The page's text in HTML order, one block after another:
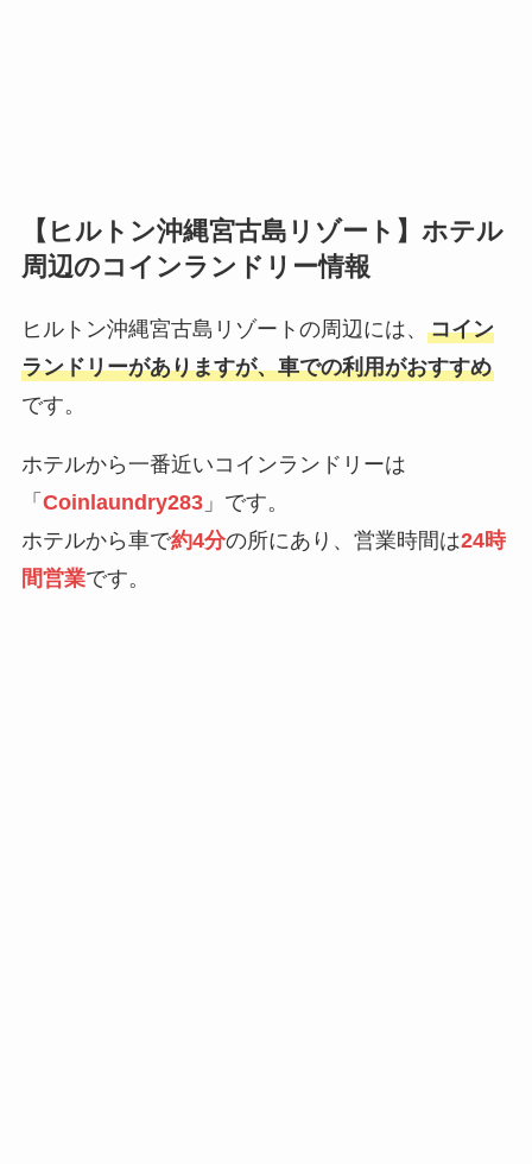
【ヒルトン沖縄宮古島リゾート】ホテル
周辺のコインランドリー情報
ヒルトン沖縄宮古島リゾートの周辺には、 コイン
ランドリーがありますが、車での利用がおすすめ
です。
ホテルから一番近いコインランドリーは
「 Coinlaundry283」です。
ホテルから車で約4分の所にあり、営業時間は24時
間営業です。